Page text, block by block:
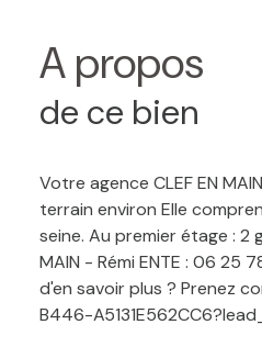
A propos
de ce bien
Votre agence CLEF EN
terrain environ Elle
seine. Au premier étage : 2
MAIN - Rémi ENTE : 06
d'en savoir plus ? Prenez
B446-